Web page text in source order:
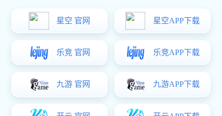
螺柱,PEM压铆螺
母等,被广泛用于医疗设备,铁路,汽车,船舶,通讯设备
等,已得到国内,外客户的认可.
五金类制品的公司，厂房地处中国珠三角，毗邻深圳，广州，坐落于
广东省东莞市大朗镇，交通便利，环境优美。公司主要产品有各种材
质的国标（GB)、美制标准（SNSI）、德制标准（DIN）和非标多个
种类的螺母产品。被广泛用于医疗设备、铁路、汽车、船舶、通讯设
备、建筑工程等，已得到国内、外客户的认可。
我司引进了台湾先进设备和技术工艺，有一支先进技术与丰